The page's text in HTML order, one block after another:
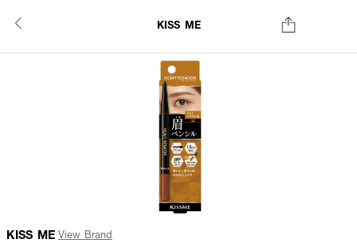
KISS ME
KISS ME View Brand